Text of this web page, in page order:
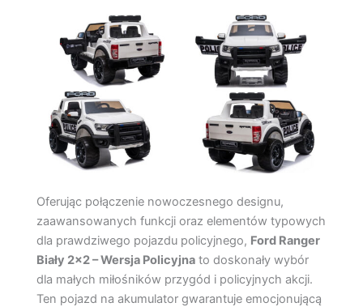
Oferując połączenie nowoczesnego designu,
zaawansowanych funkcji oraz elementów typowych
dla prawdziwego pojazdu policyjnego, Ford Ranger
Biały 2×2 – Wersja Policyjna to doskonały wybór
dla małych miłośników przygód i policyjnych akcji.
Ten pojazd na akumulator gwarantuje emocjonującą